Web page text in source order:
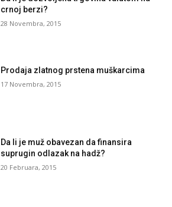
crnoj berzi?
28 Novembra, 2015
Prodaja zlatnog prstena muškarcima
17 Novembra, 2015
Da li je muž obavezan da finansira
suprugin odlazak na hadž?
20 Februara, 2015